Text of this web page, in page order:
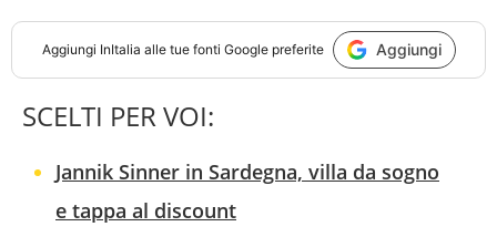
Aggiungi InItalia alle tue fonti Google preferite Aggiungi
SCELTI PER VOI:
Jannik Sinner in Sardegna, villa da sogno
e tappa al discount